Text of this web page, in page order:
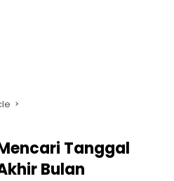
Tanggal
Bulan